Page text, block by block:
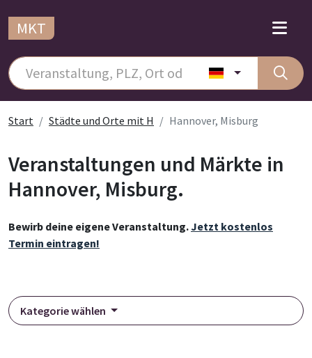
MKT
Start Städte und Orte mit H Hannover, Misburg
Veranstaltungen und Märkte in
Hannover, Misburg.
Bewirb deine eigene Veranstaltung.Jetzt kostenlos
Termin eintragen!
Kategorie wählen